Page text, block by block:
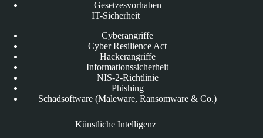
Gesetzesvorhaben
IT-Sicherheit
Cyberangriffe
Cyber Resilience Act
Hackerangriffe
Informationssicherheit
NIS-2-Richtlinie
Phishing
Schadsoftware (Maleware, Ransomware & Co.)
Künstliche Intelligenz